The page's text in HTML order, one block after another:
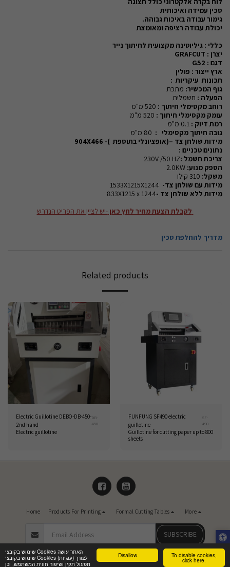
To disable cookies,
click here.
Disallow
שימוש בקובצי Cookies האתר עושה
שימוש בקובצי Cookies (עוגיות) לצורך
תפעול תקין ושיפור חווית המשתמש, וכן
סכין עמידה ואיכותית
גימור עבודה באיכות גבוהה.
יכולת עבודה רציפה ומאומצת
כללי : גיליוטינה מקצועית לחיתוך נייר
יצרן : GRAFCUT
דגם : G52
ארץ ייצור : פולין
תכונות עיקריות :
גוף המכשיר: מתכת
הפעלה : חשמלית
רוחב מקסימלי חיתוך : 520 מ"מ
עומק מקסימלי חיתוך : 520 מ"מ
רמת דיוק : 0.1 מ"מ
גובה חיתוך מקסימלי : 80 מ"מ
מידות שולחן צד –(אופציונלי בתוספת )- 904
X466
נתונים טכניים :
צריכת חשמל :230V /50 HZ
הספק מנוע: 2.0KW
משקל: 310 קילו
מידות עם שולחן צד-
מידות ללא שולחן צד -833X1215 x 1244
לקבלת הצעת מחיר לחץ כאן-יש לציין את הפריט הנדרש
מדריך להחלפת סכין
Related products
Electric Guillotine DEBO-DB-450-
2nd hand
DB-
450
Electric guillotine
FUNFUNG SF490 electric
guillotine
SF-
490
Guillotine for cutting paper up to 800
sheets
Home Products For Printing Formal Cutting Tables More
SUBSCRIBE
Copyright © 2026 All rights reserved -
Master Marketing and Consulting Ltd